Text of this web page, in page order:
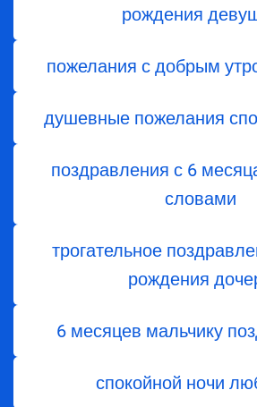
рождения
пожелания с добрым
душевные пожелания
поздравления с 6
словами
трогательное
рождения
6 месяцев мальчику
спокойной ночи